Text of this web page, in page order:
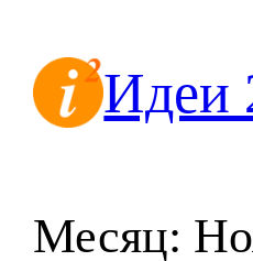
содержимомуИдеи
Месяц: